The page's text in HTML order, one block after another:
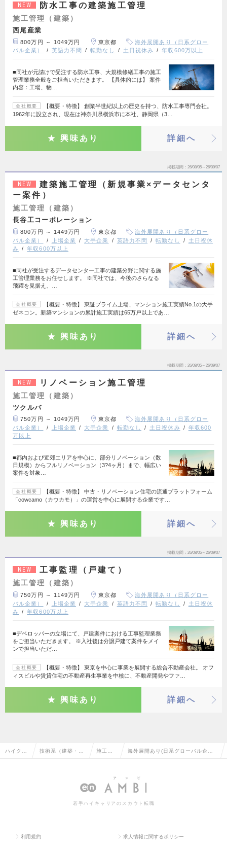
NEW 防水工事の建築施工管理
施工管理（建築）
西尾産業
800万円 ～ 1049万円 東京都
海外展開あり（日系グロー
バル企業）
英語力不問 転勤なし 土日祝休み 年収600万以上
■同社が元請けで受注する防水工事、大規模修繕工事の施工
管理業務全般をご担当いただきます。 【具体的には】 案件
内容：工場、物…
会社概要
【概要・特徴】 創業半世紀以上の歴史を持つ、防水工事専門会社。
1962年に設立され、現在は神奈川県横浜市に本社、静岡県（3…
興味あり 詳細へ
掲載期間 26/08/05～26/09/07
NEW
建築施工管理（新規事業×データセンタ
ー案件）
施工管理（建築）
長谷工コーポレーション
800万円 ～ 1449万円 東京都
海外展開あり（日系グロー
バル企業）
上場企業 大手企業 英語力不問 転勤なし
土日祝休
み
年収600万以上
■同社が受注するデータセンター工事の建築分野に関する施
工管理業務をお任せします。 ※同社では、今後のさらなる
飛躍を見据え、…
会社概要
【概要・特徴】 東証プライム上場、マンション施工実績No.1の大手
ゼネコン。新築マンションの累計施工実績は65万戸以上であ…
興味あり 詳細へ
掲載期間 26/08/05～26/09/07
NEW リノベーション施工管理
施工管理（建築）
ツクルバ
750万円 ～ 1049万円 東京都
海外展開あり（日系グロー
バル企業）
上場企業 大手企業 転勤なし 土日祝休み
年収600
万以上
■都内および近郊エリアを中心に、部分リノベーション（数
日規模）からフルリノベーション（3?4ヶ月）まで、幅広い
案件を対象…
会社概要
【概要・特徴】 中古・リノベーション住宅の流通プラットフォーム
「cowcamo（カウカモ）」の運営を中心に展開する企業です…
興味あり 詳細へ
掲載期間 26/08/05～26/09/07
NEW 工事監理（戸建て）
施工管理（建築）
750万円 ～ 1149万円 東京都
海外展開あり（日系グロー
バル企業）
上場企業 大手企業 英語力不問 転勤なし
土日祝休
み
年収600万以上
■デベロッパーの立場にて、戸建案件における工事監理業務
をご担当いただきます。 ※入社後は分譲戸建て案件をメイ
ンで担当いただ…
会社概要
【概要・特徴】 東京を中心に事業を展開する総合不動産会社。 オフ
ィスビルや賃貸住宅の不動産再生事業を中核に、不動産開発やファ…
興味あり 詳細へ
ハイクラ 技術系（建築・設 施工管
築）
海外展開あり(日系グローバル企業)
報一覧
若手ハイキャリアのスカウト転職
利用規約 求人情報に関するポリシー